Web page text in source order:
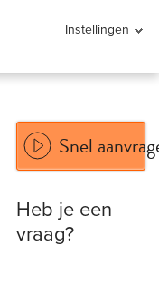
Instellingen
Snel
Heb je een
vraag?